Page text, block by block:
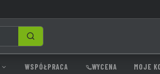
SZUKAJ
WSPÓŁPRACA WYCENA MOJE